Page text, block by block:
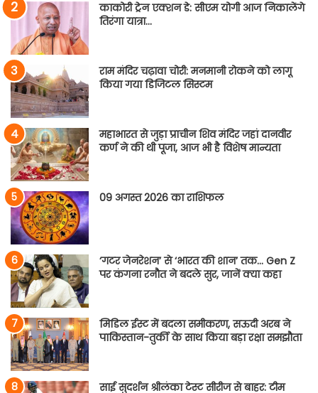
काकोरी ट्रेन एक्शन डे: सीएम योगी आज निकालेंगे
तिरंगा यात्रा…
राम मंदिर चढ़ावा चोरी: मनमानी रोकने को लागू
किया गया डिजिटल सिस्टम
महाभारत से जुड़ा प्राचीन शिव मंदिर जहां दानवीर
कर्ण ने की थी पूजा, आज भी है विशेष मान्यता
09 अगस्त 2026 का राशिफल
‘गटर जेनरेशन’ से ‘भारत की शान’ तक… Gen Z
पर कंगना रनौत ने बदले सुर, जानें क्या कहा
मिडिल ईस्ट में बदला समीकरण, सऊदी अरब ने
पाकिस्तान-तुर्की के साथ किया बड़ा रक्षा समझौता
साई सुदर्शन श्रीलंका टेस्ट सीरीज से बाहर: टीम